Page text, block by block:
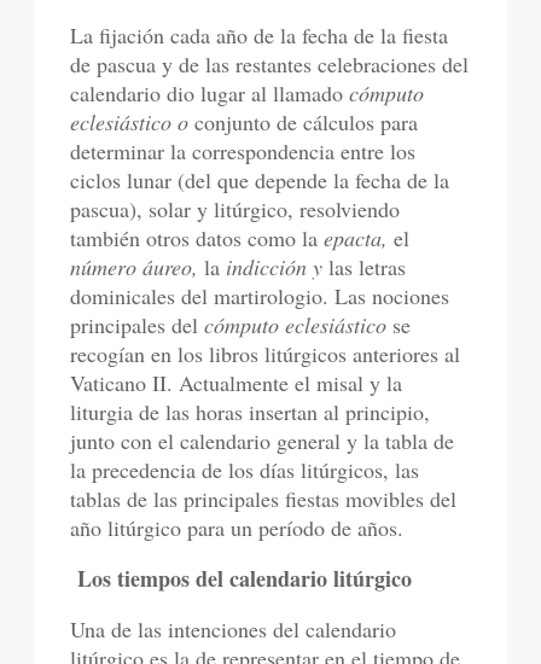
La fijación cada año de la fecha de la fiesta
de pascua y de las restantes celebraciones del
calendario dio lugar al llamadocómputo
eclesiástico oconjunto de cálculos para
determinar la correspondencia entre los
ciclos lunar (del que depende la fecha de la
pascua), solar y litúrgico, resolviendo
también otros datos como laepacta,el
número áureo,la indicción ylas letras
dominicales del martirologio. Las nociones
principales delcómputo eclesiástico se
recogían en los libros litúrgicos anteriores al
Vaticano II. Actualmente el misal y la
liturgia de las horas insertan al principio,
junto con el calendario general y la tabla de
la precedencia de los días litúrgicos, las
tablas de las principales fiestas movibles del
año litúrgico para un período de años.
Los tiempos del calendario litúrgico
Una de las intenciones del calendario
litúrgico es la de representar en el tiempo de